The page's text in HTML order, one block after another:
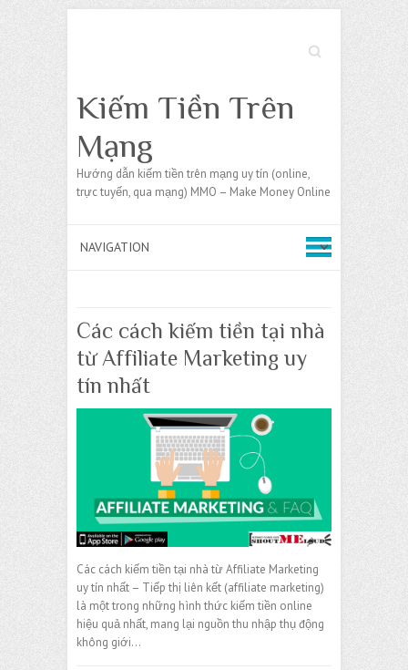
Search
Kiếm Tiền Trên
Mạng
Hướng dẫn kiếm tiền trên mạng uy tín (online,
trực tuyến, qua mạng) MMO – Make Money Online
Các cách kiếm tiền tại nhà
từ Affiliate Marketing uy
tín nhất
Các cách kiếm tiền tại nhà từ Affiliate Marketing
uy tín nhất – Tiếp thị liên kết (affiliate marketing)
là một trong những hình thức kiếm tiền online
hiệu quả nhất, mang lại nguồn thu nhập thụ động
không giới…